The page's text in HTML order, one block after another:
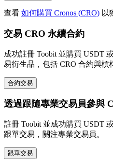
查看 如何購買 Cronos (CRO) 以
交易 CRO 永續合約
成功註冊 Toobit 並購買 USDT
易衍生品，包括 CRO 合約與槓
合約交易
透過跟隨專業交易員參與
註冊 Toobit 並成功購買 USDT
跟單交易，關注專業交易員。
跟單交易